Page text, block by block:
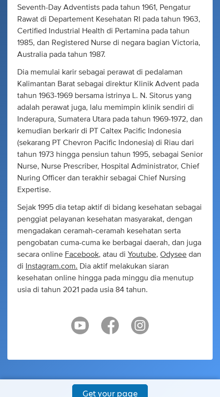
Seventh-Day Adventists pada tahun 1961, Pengatur
Rawat di Departement Kesehatan RI pada tahun 1963,
Certified Industrial Health di Pertamina pada tahun
1985, dan Registered Nurse di negara bagian Victoria,
Australia pada tahun 1987.
Dia memulai karir sebagai perawat di pedalaman
Kalimantan Barat sebagai direktur Klinik Advent pada
tahun 1963-1969 bersama istrinya L. N. Sitorus yang
adalah perawat juga, lalu memimpin klinik sendiri di
Inderapura, Sumatera Utara pada tahun 1969-1972, dan
kemudian berkarir di PT Caltex Pacific Indonesia
(sekarang PT Chevron Pacific Indonesia) di Riau dari
tahun 1973 hingga pensiun tahun 1995, sebagai Senior
Nurse, Nurse Prescriber, Hospital Administrator, Chief
Nuring Officer dan terakhir sebagai Chief Nursing
Expertise.
Sejak 1995 dia tetap aktif di bidang kesehatan sebagai
penggiat pelayanan kesehatan masyarakat, dengan
mengadakan ceramah-ceramah kesehatan serta
pengobatan cuma-cuma ke berbagai daerah, dan juga
secara online Facebook, atau di Youtube, Odysee dan
di
Instagram.com. Dia aktif melakukan siaran
kesehatan online hingga pada minggu dia menutup
usia di tahun 2021 pada usia 84 tahun.
Get your page